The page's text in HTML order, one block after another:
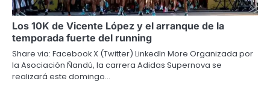
Los 10K de Vicente López y el arranque de la
temporada fuerte del running
Share via: Facebook X (Twitter) LinkedIn More Organizada por
la Asociación Ñandú, la carrera Adidas Supernova se
realizará este domingo…